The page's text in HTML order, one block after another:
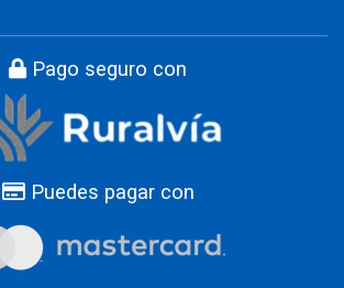
Pago seguro con
Puedes pagar con